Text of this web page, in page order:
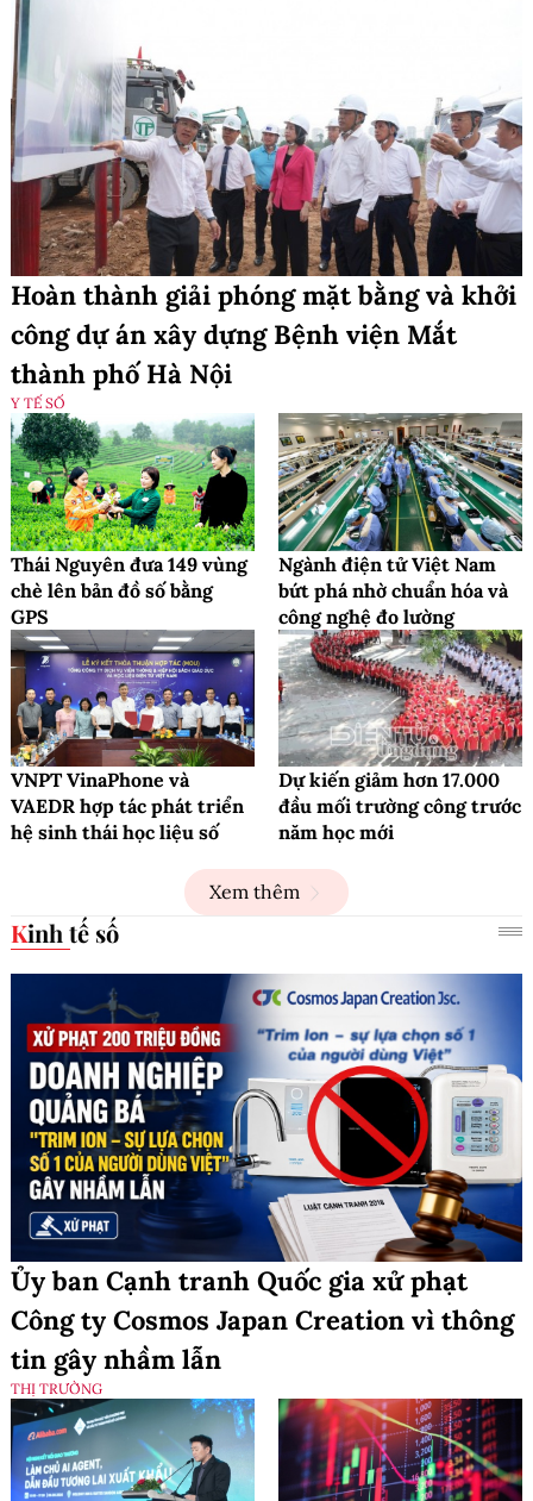
Hoàn thành giải phóng mặt bằng và khởi
công dự án xây dựng Bệnh viện Mắt
thành phố Hà Nội
Y TẾ SỐ
Thái Nguyên đưa 149 vùng
chè lên bản đồ số bằng
GPS
Ngành điện tử Việt Nam
bứt phá nhờ chuẩn hóa và
công nghệ đo lường
VNPT VinaPhone và
VAEDR hợp tác phát triển
hệ sinh thái học liệu số
Dự kiến giảm hơn 17.000
đầu mối trường công trước
năm học mới
Xem thêm
Kinh tế số
Ủy ban Cạnh tranh Quốc gia xử phạt
Công ty Cosmos Japan Creation vì thông
tin gây nhầm lẫn
THỊ TRƯỜNG